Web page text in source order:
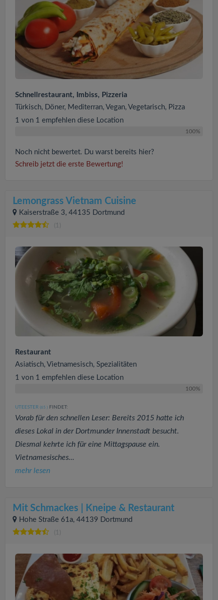
Schnellrestaurant, Imbiss, Pizzeria
Türkisch, Döner, Mediterran, Vegan, Vegetarisch, Pizza
1 von 1 empfehlen diese Location
100%
Noch nicht bewertet. Du warst bereits hier?
Schreib jetzt die erste Bewertung!
Lemongrass Vietnam Cuisine
Kaiserstraße 3, 44135 Dortmund
(1)
Restaurant
Asiatisch, Vietnamesisch, Spezialitäten
1 von 1 empfehlen diese Location
100%
UTEESTER (65 ) FINDET:
Vorab für den schnellen Leser: Bereits 2015 hatte ich
dieses Lokal in der Dortmunder Innenstadt besucht.
Diesmal kehrte ich für eine Mittagspause ein.
Vietnamesisches...
mehr lesen
Mit Schmackes | Kneipe & Restaurant
Hohe Straße 61a, 44139 Dortmund
(1)